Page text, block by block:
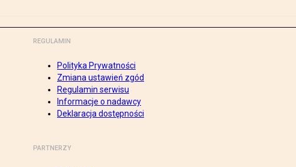
REGULAMIN
Polityka Prywatności
Zmiana ustawień zgód
Regulamin serwisu
Informacje o nadawcy
Deklaracja dostępności
PARTNERZY